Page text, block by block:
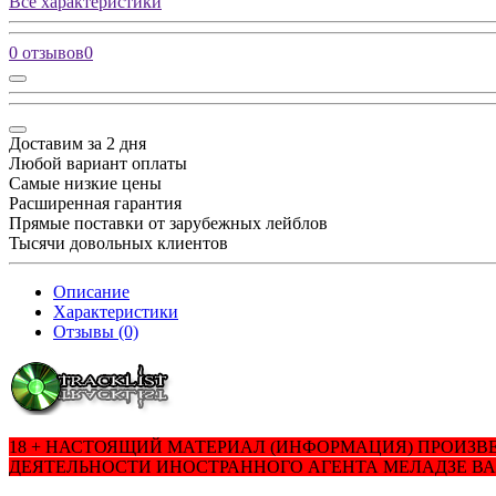
0 отзывов0
Доставим за 2 дня
Любой вариант оплаты
Самые низкие цены
Расширенная гарантия
Прямые поставки от зарубежных лейблов
Тысячи довольных клиентов
Описание
Характеристики
Отзывы (0)
18 + НАСТОЯЩИЙ МАТЕРИАЛ (ИНФОРМАЦИЯ)
ДЕЯТЕЛЬНОСТИ ИНОСТРАННОГО АГЕНТА МЕЛАДЗЕ